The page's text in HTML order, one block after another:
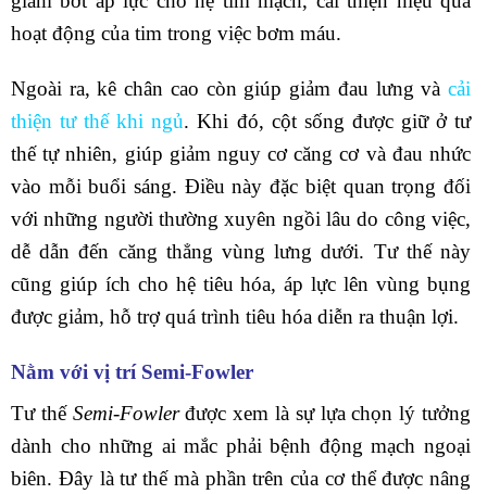
hoạt động của tim trong việc bơm máu.
Ngoài ra, kê chân cao còn giúp giảm đau lưng và cải
thiện tư thế khi ngủ. Khi đó, cột sống được giữ ở tư
thế tự nhiên, giúp giảm nguy cơ căng cơ và đau nhức
vào mỗi buổi sáng. Điều này đặc biệt quan trọng đối
với những người thường xuyên ngồi lâu do công việc,
dễ dẫn đến căng thẳng vùng lưng dưới. Tư thế này
cũng giúp ích cho hệ tiêu hóa, áp lực lên vùng bụng
được giảm, hỗ trợ quá trình tiêu hóa diễn ra thuận lợi.
Nằm với vị trí Semi-Fowler
Tư thế Semi-Fowlerđược xem là sự lựa chọn lý tưởng
dành cho những ai mắc phải bệnh động mạch ngoại
biên. Đây là tư thế mà phần trên của cơ thể được nâng